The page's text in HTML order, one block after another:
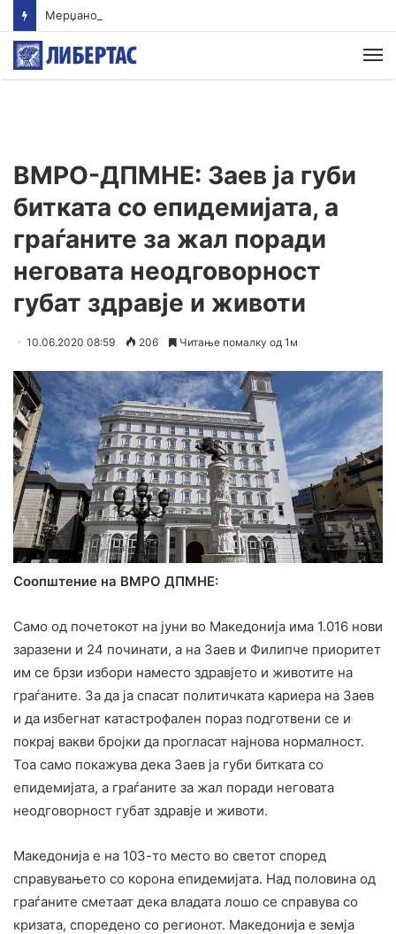
ВМРО-ДПМНЕ: Заев ја губи
битката со епидемијата, а
граѓаните за жал поради
неговата неодговорност
губат здравје и животи
10.06.2020 08:59 206 Читање помалку од 1м
Соопштение на ВМРО ДПМНЕ:
Само од почетокот на јуни во Македонија има 1.016 нови
заразени и 24 починати, а на Заев и Филипче приоритет
им се брзи избори наместо здравјето и животите на
граѓаните. За да ја спасат политичката кариера на Заев
и да избегнат катастрофален пораз подготвени се и
покрај вакви бројки да прогласат најнова нормалност.
Тоа само покажува дека Заев ја губи битката со
епидемијата, а граѓаните за жал поради неговата
неодговорност губат здравје и животи.
Македонија е на 103-то место во светот според
справувањето со корона епидемијата. Над половина од
граѓаните сметаат дека владата лошо се справува со
кризата, споредено со регионот. Македонија е земја